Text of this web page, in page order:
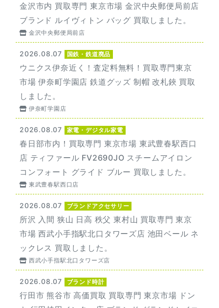
金沢市内 買取専門 東京市場 金沢中央郵便局前店
ブランド ルイヴィトン バッグ 買取しました。
金沢中央郵便局前店
2026.08.07 国鉄・鉄道廃品
ウニクス伊奈近く！査定料無料！買取専門東京
市場 伊奈町学園店 鉄道グッズ 制帽 改札鋏 買取
しました。
伊奈町学園店
2026.08.07 家電・デジタル家電
春日部市内！買取専門 東京市場 東武豊春駅西口
店 ティファール FV2690JO スチームアイロン
コンフォート グライド ブルー 買取しました。
東武豊春駅西口店
2026.08.07 ブランドアクセサリー
所沢 入間 狭山 日高 秩父 東村山 買取専門 東京
市場 西武小手指駅北口タワーズ店 池田ベール ネ
ックレス 買取しました。
西武小手指駅北口タワーズ店
2026.08.07 ブランド時計
行田市 熊谷市 高価買取 買取専門 東京市場 ドン